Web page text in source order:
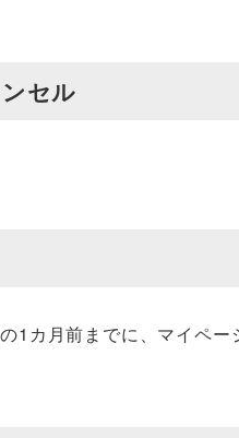
セル
1カ月前までに、マイペ